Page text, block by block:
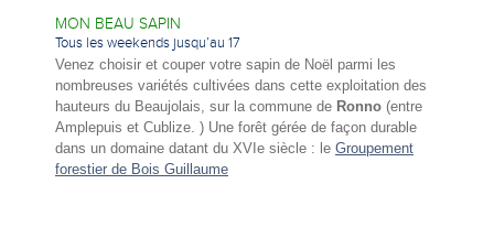
MON BEAU SAPIN
Tous les weekends jusqu’au 17
Venez choisir et couper votre sapin de Noël parmi les
nombreuses variétés cultivées dans cette exploitation des
hauteurs du Beaujolais, sur la commune de Ronno (entre
Amplepuis et Cublize. ) Une forêt gérée de façon durable
dans un domaine datant du XVIe siècle : le Groupement
forestier de Bois Guillaume